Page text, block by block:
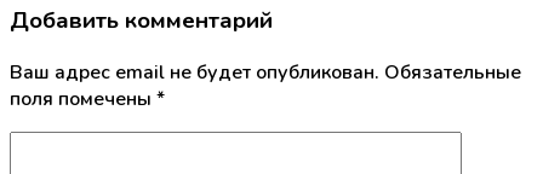
Добавить комментарий
Ваш адрес email не будет опубликован. Обязательные
поля помечены *